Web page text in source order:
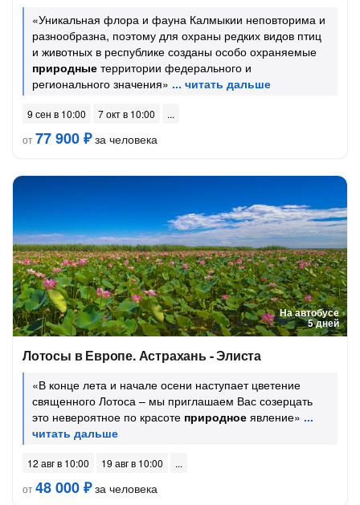
«Уникальная флора и фауна Калмыкии неповторима и
разнообразна, поэтому для охраны редких видов птиц
и животных в республике созданы особо охраняемые
природные территории федерального и
регионального значения»
9 сен в 10:00
7 окт в 10:00
от77 900 ₽за человека
На автобусе
5 дней
Лотосы в Европе. Астрахань - Элиста
«В конце лета и начале осени наступает цветение
священного Лотоса – мы приглашаем Вас созерцать
это невероятное по красоте природное явление»
12 авг в 10:00
19 авг в 10:00
от48 000 ₽за человека